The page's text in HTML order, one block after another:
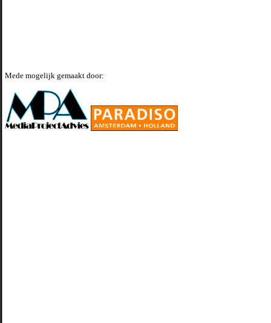
Mede mogelijk gemaakt door: